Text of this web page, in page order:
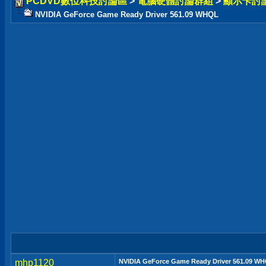
NVIDIA GeForce Game Ready Driver 561.09 WHQL
mhp1120
NVIDIA GeForce Game Ready Driver 561.09